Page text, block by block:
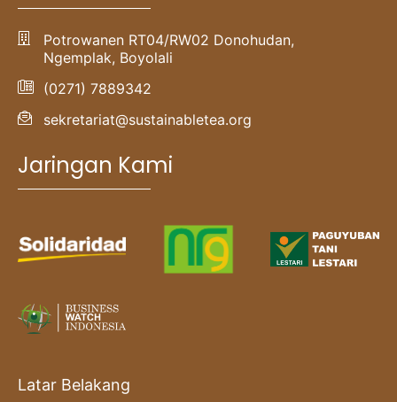
Potrowanen RT04/RW02 Donohudan,
Ngemplak, Boyolali
(0271) 7889342
sekretariat@sustainabletea.org
Jaringan Kami
Latar Belakang